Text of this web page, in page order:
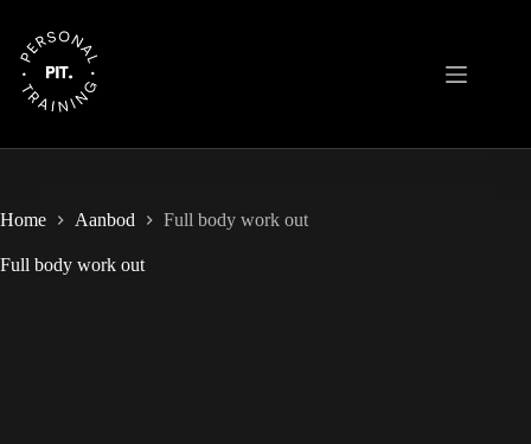
inhoud
Home Aanbod Full body work out
Full body work out